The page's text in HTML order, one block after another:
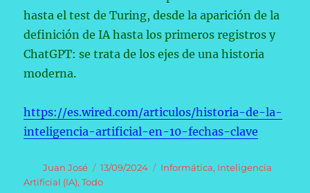
hasta el test de Turing, desde la aparición de la
definición de IA hasta los primeros registros y
ChatGPT: se trata de los ejes de una historia
moderna.
https://es.wired.com/articulos/historia-de-la-
inteligencia-artificial-en-10-fechas-clave
Autor
Juan José
Publicado
el
13/09/2024 Categorías
Informática, Inteligencia
Artificial (IA),Todo